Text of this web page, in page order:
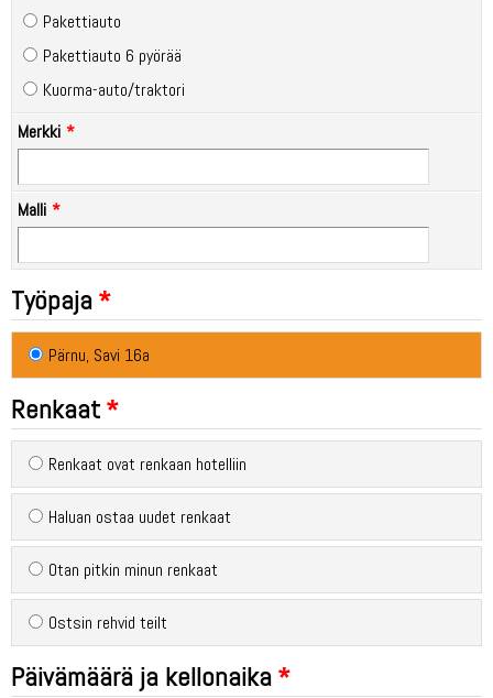
Pakettiauto
Pakettiauto 6 pyörää
Kuorma-auto/traktori
Merkki
Malli
Työpaja
Pärnu, Savi 16a
Renkaat
Renkaat ovat renkaan hotelliin
Haluan ostaa uudet renkaat
Otan pitkin minun renkaat
Ostsin rehvid teilt
Päivämäärä ja kellonaika